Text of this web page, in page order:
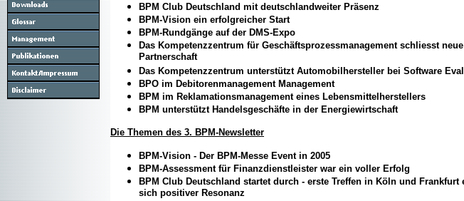
BPM Club Deutschland mit deutschlandweiter Präsenz
BPM-Vision ein erfolgreicher Start
BPM-Rundgänge auf der DMS-Expo
Das Kompetenzzentrum für Geschäftsprozessmanagement schliesst neue
Partnerschaft
Das Kompetenzzentrum unterstützt Automobilhersteller bei Software
BPO im Debitorenmanagement Management
BPM im Reklamationsmanagement eines Lebensmittelherstellers
BPM unterstützt Handelsgeschäfte in der Energiewirtschaft
Die Themen des 3. BPM-Newsletter
BPM-Vision - Der BPM-Messe Event in 2005
BPM-Assessment für Finanzdienstleister war ein voller Erfolg
BPM Club Deutschland startet durch - erste Treffen in Köln und Frankfurt
sich positiver Resonanz